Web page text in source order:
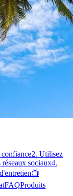
confiance2. Utilisez
sociaux4.
📺
FAQProduits